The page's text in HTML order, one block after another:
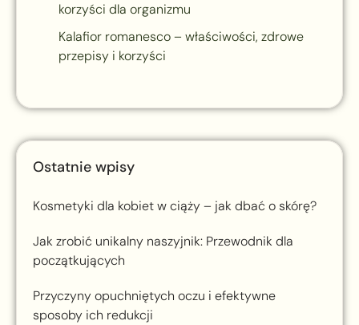
korzyści dla organizmu
Kalafior romanesco – właściwości, zdrowe
przepisy i korzyści
Ostatnie wpisy
Kosmetyki dla kobiet w ciąży – jak dbać o skórę?
Jak zrobić unikalny naszyjnik: Przewodnik dla
początkujących
Przyczyny opuchniętych oczu i efektywne
sposoby ich redukcji